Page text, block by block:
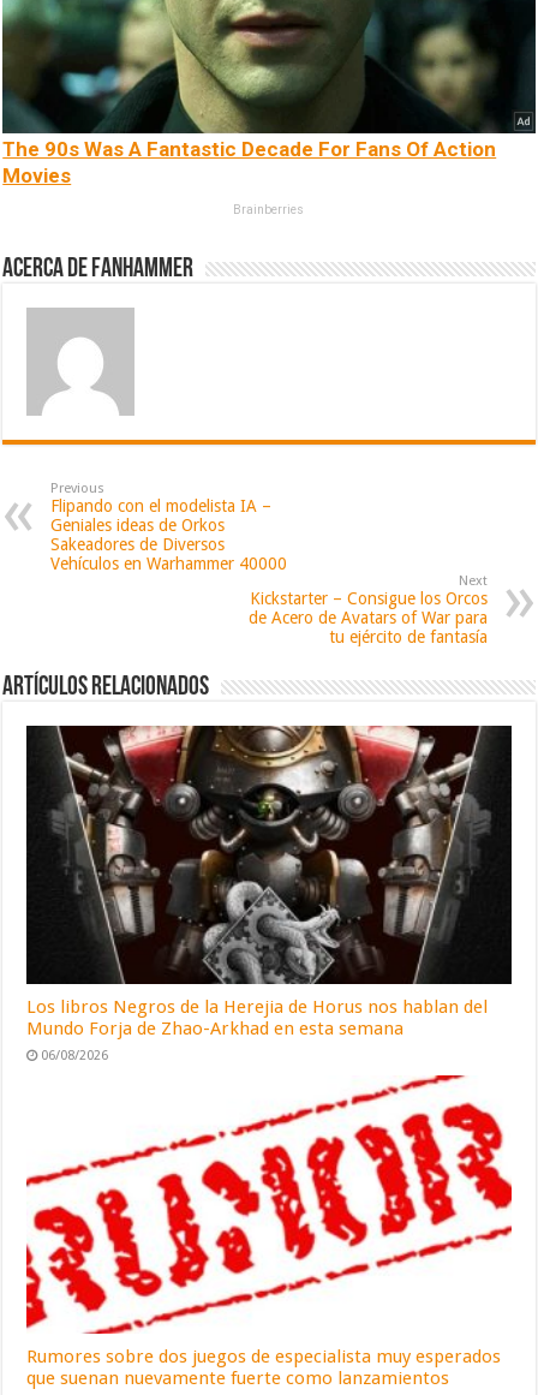
The 90s Was A Fantastic Decade For Fans Of Action
Movies
Brainberries
Acerca de fanhammer
Previous
Flipando con el modelista IA –
Geniales ideas de Orkos
Sakeadores de Diversos
Vehículos en Warhammer 40000
Next
Kickstarter – Consigue los Orcos
de Acero de Avatars of War para
tu ejército de fantasía
Artículos relacionados
Los libros Negros de la Herejia de Horus nos hablan del
Mundo Forja de Zhao-Arkhad en esta semana
06/08/2026
Rumores sobre dos juegos de especialista muy esperados
que suenan nuevamente fuerte como lanzamientos